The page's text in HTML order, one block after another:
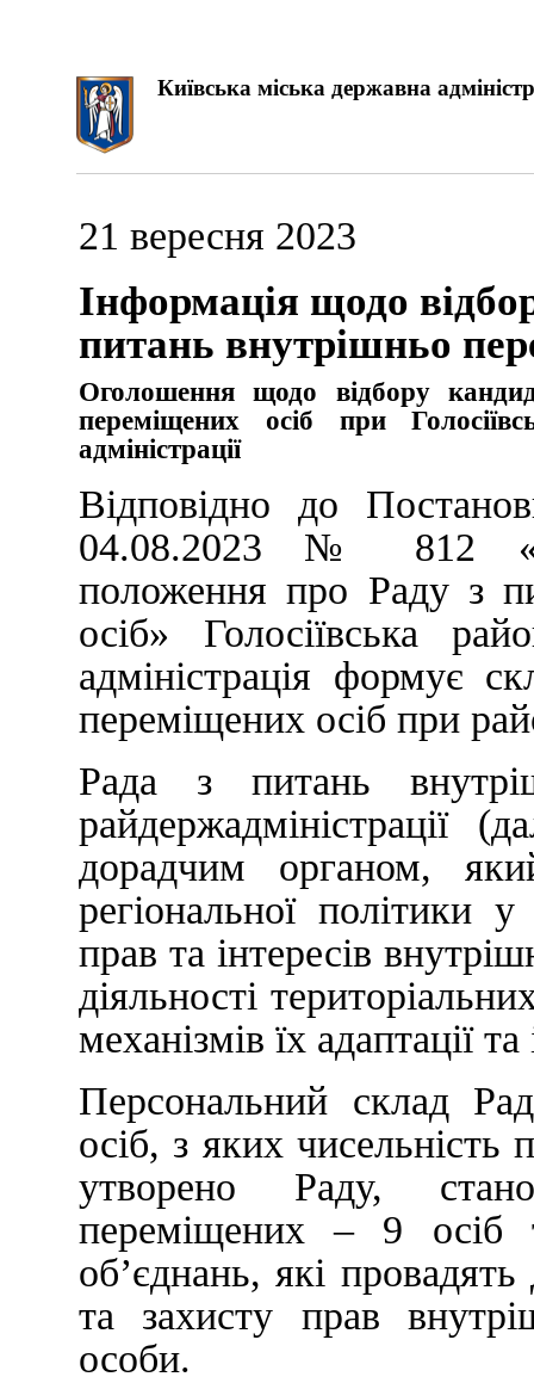
Київська міська державна
21 вересня 2023
Інформація щодо
питань внутрішньо
Оголошеннящодо відбору
переміщених осіб при
адміністрації
Відповідно до
04.08.2023 № 812
положення про Раду з
осіб» Голосіївська
адміністрація формує
переміщених осіб при
Рада з питань
райдержадміністрації
дорадчим органом,
регіональної політики
прав та інтересів
діяльності
механізмів їх адаптації та
Персональний склад
осіб, з яких чисельність
утворено Раду,
переміщених – 9 осіб
об’єднань, які провадять
та захисту прав
особи.